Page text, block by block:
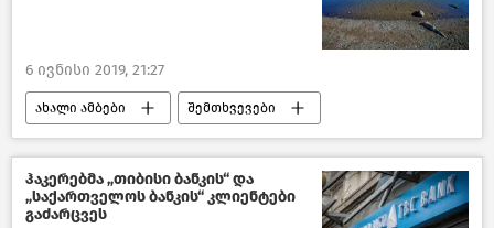
6 ივნისი 2019, 21:27
ახალი ამბები შემთხვევები
შემთხვევები საქართველოში
საქართველო
ჰაკერებმა „თიბისი ბანკის“ და
„საქართველოს ბანკის“ კლიენტები
გაძარცვეს